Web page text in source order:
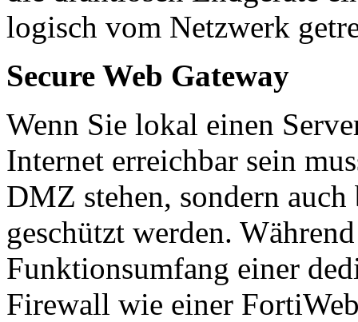
logisch vom Netzwerk
Secure Web Gateway
Wenn Sie lokal einen
Internet erreichbar sein
DMZ stehen, sondern
geschützt werden.
Funktionsumfang einer
Firewall wie einer